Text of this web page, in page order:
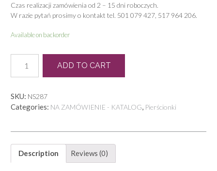
Czas realizacji zamówienia od 2 – 15 dni roboczych.
W razie pytań prosimy o kontakt tel. 501 079 427, 517 964 206.
Available on backorder
0021
quantity
ADD TO CART
SKU: NS287
Categories: NA ZAMÓWIENIE - KATALOG, Pierścionki
Description Reviews (0)